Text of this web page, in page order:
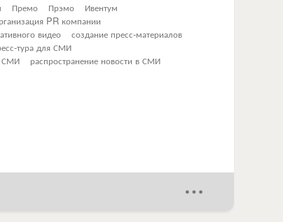
Премо Прэмо
Ивентум
PR компании
видео
создание пресс-материалов
тура для СМИ
СМИ
распространение новости в СМИ